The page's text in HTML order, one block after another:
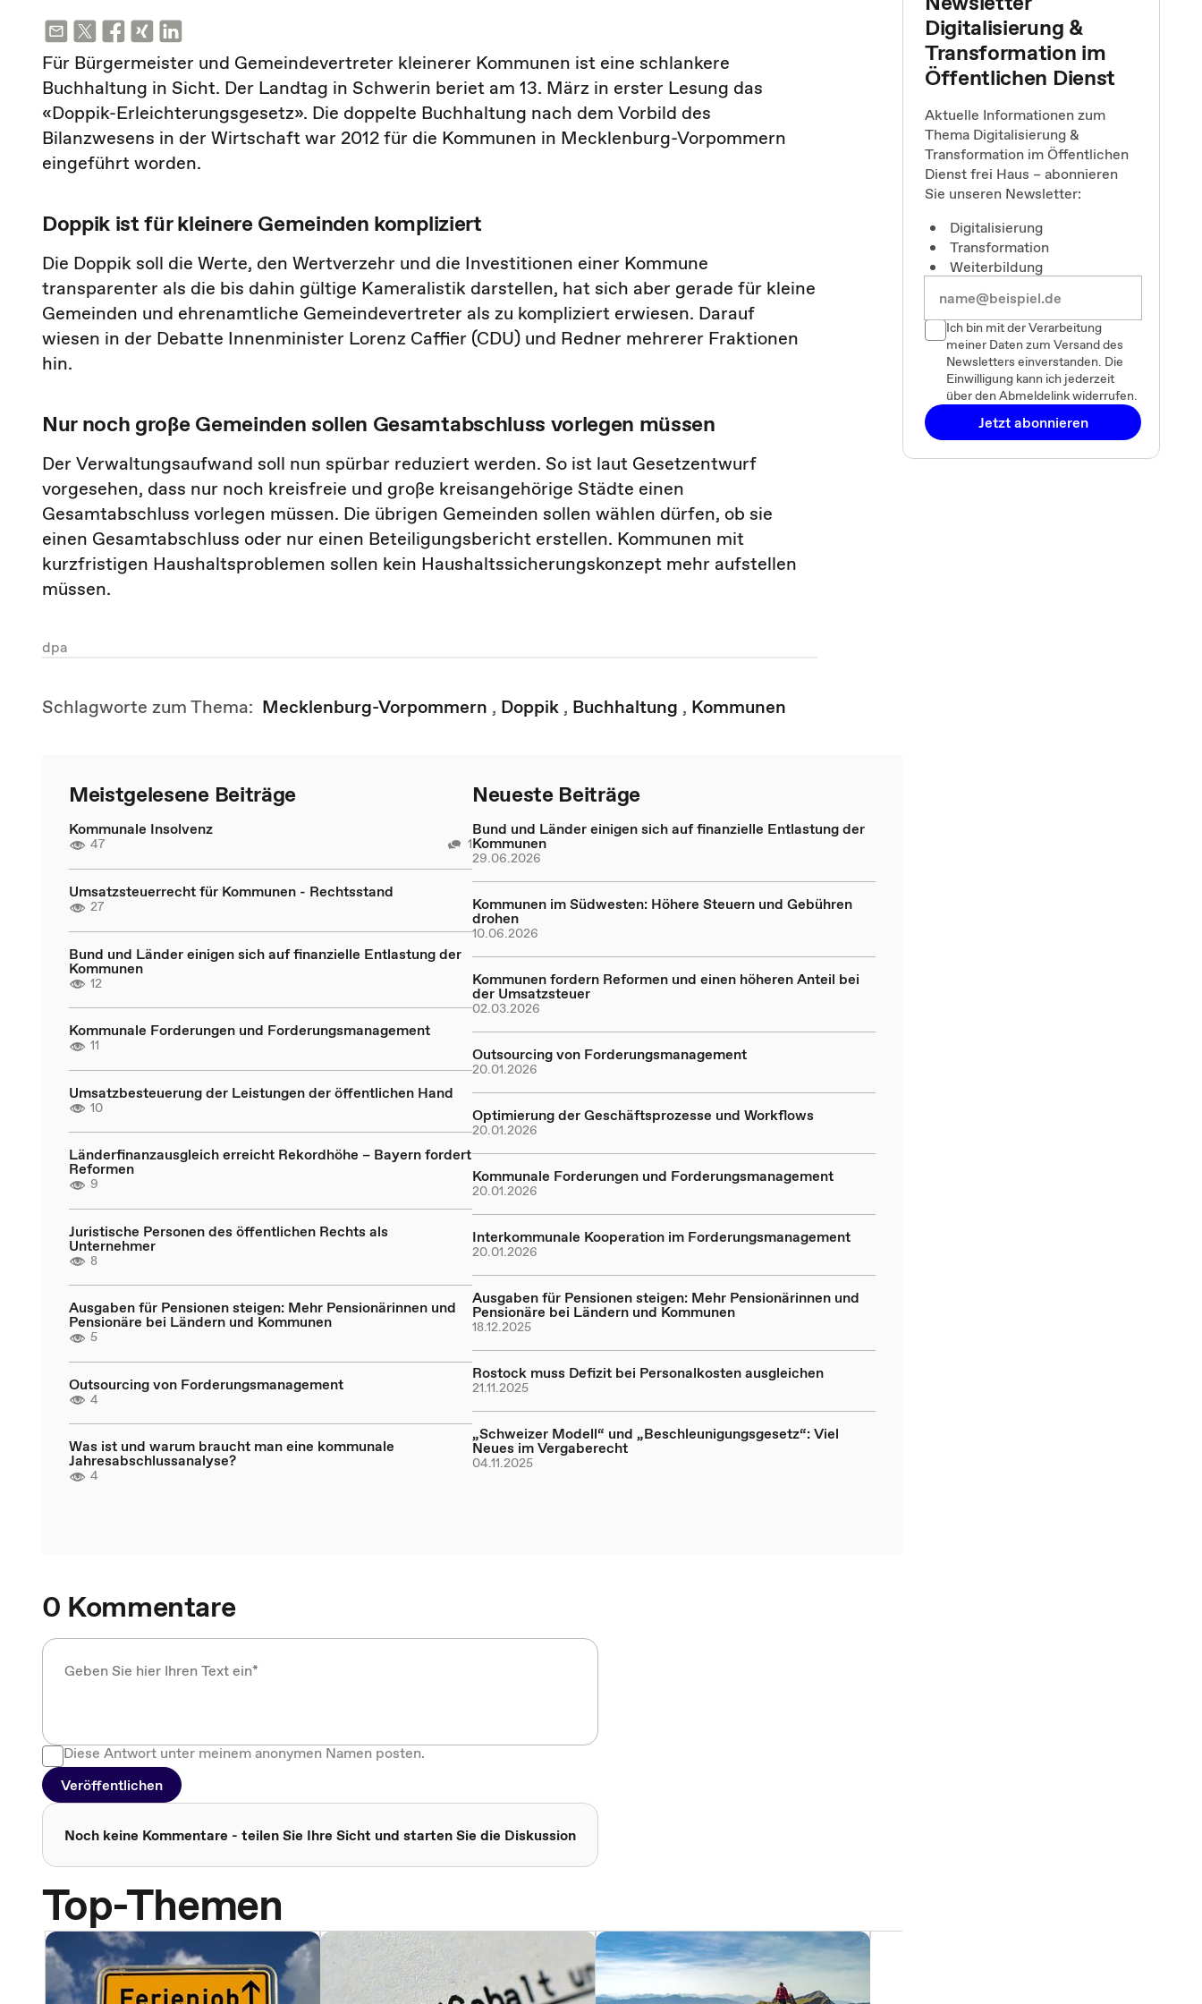
Für Bürgermeister und Gemeindevertreter kleinerer Kommunen ist eine schlankere
Buchhaltung in Sicht. Der Landtag in Schwerin beriet am 13. März in erster Lesung das
«Doppik-Erleichterungsgesetz». Die doppelte Buchhaltung nach dem Vorbild des
Bilanzwesens in der Wirtschaft war 2012 für die Kommunen in Mecklenburg-Vorpommern
eingeführt worden.
Doppik ist für kleinere Gemeinden kompliziert
Die Doppik soll die Werte, den Wertverzehr und die Investitionen einer Kommune
transparenter als die bis dahin gültige Kameralistik darstellen, hat sich aber gerade für kleine
Gemeinden und ehrenamtliche Gemeindevertreter als zu kompliziert erwiesen. Darauf
wiesen in der Debatte Innenminister Lorenz Caffier (CDU) und Redner mehrerer Fraktionen
hin.
Nur noch große Gemeinden sollen Gesamtabschluss vorlegen müssen
Der Verwaltungsaufwand soll nun spürbar reduziert werden. So ist laut Gesetzentwurf
vorgesehen, dass nur noch kreisfreie und große kreisangehörige Städte einen
Gesamtabschluss vorlegen müssen. Die übrigen Gemeinden sollen wählen dürfen, ob sie
einen Gesamtabschluss oder nur einen Beteiligungsbericht erstellen. Kommunen mit
kurzfristigen Haushaltsproblemen sollen kein Haushaltssicherungskonzept mehr aufstellen
müssen.
dpa
Schlagworte zum Thema: Mecklenburg-Vorpommern , Doppik , Buchhaltung , Kommunen
Meistgelesene Beiträge
Kommunale Insolvenz
47 1
Umsatzsteuerrecht für Kommunen - Rechtsstand
27
Bund und Länder einigen sich auf finanzielle Entlastung der
Kommunen
12
Kommunale Forderungen und Forderungsmanagement
11
Umsatzbesteuerung der Leistungen der öffentlichen Hand
10
Länderfinanzausgleich erreicht Rekordhöhe – Bayern fordert
Reformen
9
Juristische Personen des öffentlichen Rechts als
Unternehmer
8
Ausgaben für Pensionen steigen: Mehr Pensionärinnen und
Pensionäre bei Ländern und Kommunen
5
Outsourcing von Forderungsmanagement
4
Was ist und warum braucht man eine kommunale
Jahresabschlussanalyse?
4
Neueste Beiträge
Bund und Länder einigen sich auf finanzielle Entlastung der
Kommunen
29.06.2026
Kommunen im Südwesten: Höhere Steuern und Gebühren
drohen
10.06.2026
Kommunen fordern Reformen und einen höheren Anteil bei
der Umsatzsteuer
02.03.2026
Outsourcing von Forderungsmanagement
20.01.2026
Optimierung der Geschäftsprozesse und Workflows
20.01.2026
Kommunale Forderungen und Forderungsmanagement
20.01.2026
Interkommunale Kooperation im Forderungsmanagement
20.01.2026
Ausgaben für Pensionen steigen: Mehr Pensionärinnen und
Pensionäre bei Ländern und Kommunen
18.12.2025
Rostock muss Defizit bei Personalkosten ausgleichen
21.11.2025
„Schweizer Modell“ und „Beschleunigungsgesetz“: Viel
Neues im Vergaberecht
04.11.2025
0 Kommentare
Diese Antwort unter meinem anonymen Namen posten.
Veröffentlichen
Noch keine Kommentare - teilen Sie Ihre Sicht und starten Sie die Diskussion
Top-Themen
Digitalisierung &
Transformation im
Öffentlichen Dienst
Aktuelle Informationen zum
Thema Digitalisierung &
Transformation im Öffentlichen
Dienst frei Haus – abonnieren
Sie unseren Newsletter:
Digitalisierung
Transformation
Weiterbildung
Ich bin mit der Verarbeitung
meiner Daten zum Versand des
Newsletters einverstanden. Die
Einwilligung kann ich jederzeit
über den Abmeldelink widerrufen.
Jetzt abonnieren